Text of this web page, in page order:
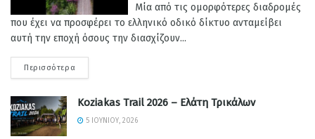
Μία από τις ομορφότερες διαδρομές
που έχει να προσφέρει το ελληνικό οδικό δίκτυο ανταμείβει
αυτή την εποχή όσους την διασχίζουν...
Περισσότερα
Koziakas Trail 2026 – Ελάτη Τρικάλων
5 ΙΟΥΝΊΟΥ, 2026